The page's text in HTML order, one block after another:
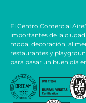
El Centro Comercial
importantes de la
moda, decoración,
restaurantes y
para pasar un buen día